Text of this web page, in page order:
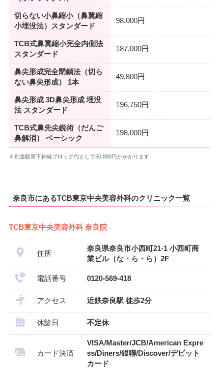
切らない小鼻縮小（鼻翼縮
小埋没法）スタンダード
98,000円
TCB式鼻翼縮小完全内側法
スタンダード
187,000円
鼻尖形成完全閉鎖法（切ら
ない鼻尖形成） 1本
49,800円
鼻尖形成 3D鼻尖形成 埋没
法 スタンダード
196,750円
TCB式鼻先尖鋭術（だんご
鼻解消） ベーシック
198,000円
※別途眼窩下神経ブロック代として50,000円がかかります
奈良市にあるTCB東京中央美容外科のクリニック一覧
TCB東京中央美容外科 奈良院
住所
奈良県奈良市小西町21-1 小西町商
業ビル（な・ら・ら）2F
電話番号 0120-569-418
アクセス 近鉄奈良駅 徒歩2分
休診日 不定休
カード決済
VISA/Master/JCB/American Expre
ss/Diners/銀聯/Discover/デビット
カード